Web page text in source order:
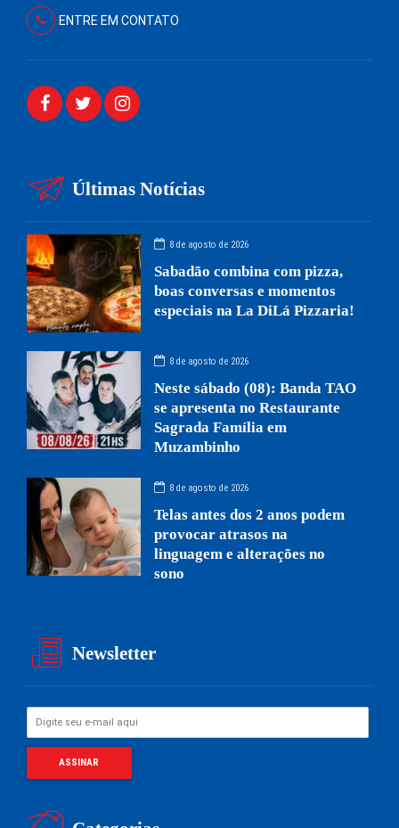
ENTRE EM CONTATO
Últimas Notícias
8 de agosto de 2026
Sabadão combina com pizza,
boas conversas e momentos
especiais na La DiLá Pizzaria!
8 de agosto de 2026
Neste sábado (08): Banda TAO
se apresenta no Restaurante
Sagrada Família em
Muzambinho
8 de agosto de 2026
Telas antes dos 2 anos podem
provocar atrasos na
linguagem e alterações no
sono
Newsletter